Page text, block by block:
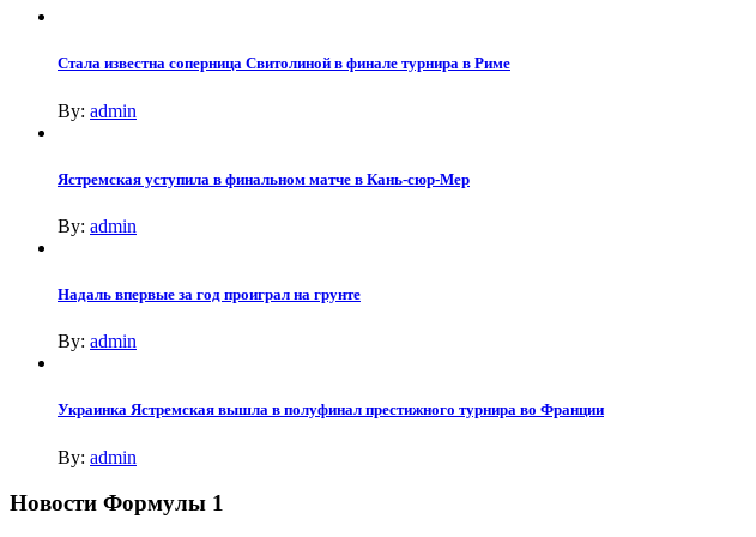
Стала известна соперница Свитолиной в финале турнира в Риме
By: admin
Ястремская уступила в финальном матче в Кань-сюр-Мер
By: admin
Надаль впервые за год проиграл на грунте
By: admin
Украинка Ястремская вышла в полуфинал престижного турнира во Франции
By: admin
Новости Формулы 1